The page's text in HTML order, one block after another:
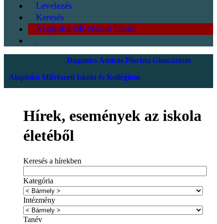
Levelezés
Keresés
Alapfokú Művészeti Iskola
.
Dugonics András Piarista Gimnázium
Alapfokú Művészeti Iskola és Kollégium
Hírek, események az iskola
életéből
Keresés a hírekben
Kategória
Intézmény
Tanév